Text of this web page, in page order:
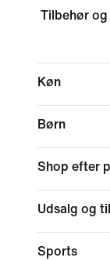
Tilbehør
Køn
Børn
Shop efter
Udsalg og
Sports